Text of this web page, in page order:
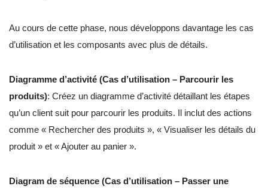
Au cours de cette phase, nous développons davantage les cas
d’utilisation et les composants avec plus de détails.
Diagramme d’activité (Cas d’utilisation – Parcourir les
produits): Créez un diagramme d’activité détaillant les étapes
qu’un client suit pour parcourir les produits. Il inclut des actions
comme « Rechercher des produits », « Visualiser les détails du
produit » et « Ajouter au panier ».
Diagram de séquence (Cas d’utilisation – Passer une